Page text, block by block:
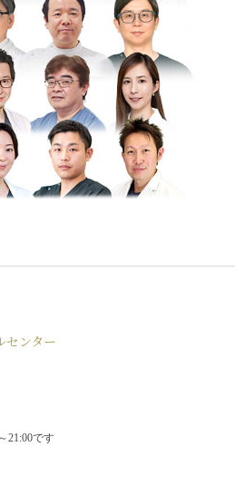
センター
21:00です